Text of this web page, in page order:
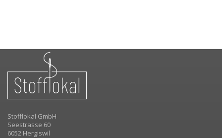
Stofflokal GmbH
Seestrasse 60
6052 Hergiswil